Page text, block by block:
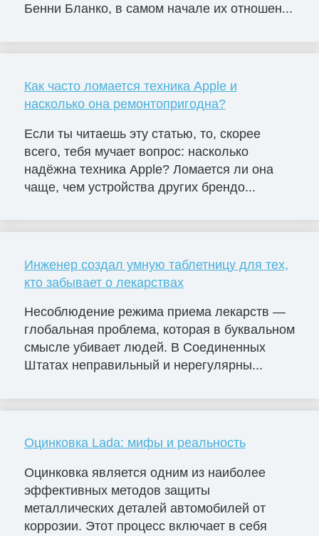
Бенни Бланко, в самом начале их отношен...
Как часто ломается техника Apple и
насколько она ремонтопригодна?
Если ты читаешь эту статью, то, скорее
всего, тебя мучает вопрос: насколько
надёжна техника Apple? Ломается ли она
чаще, чем устройства других брендо...
Инженер создал умную таблетницу для тех,
кто забывает о лекарствах
Несоблюдение режима приема лекарств —
глобальная проблема, которая в буквальном
смысле убивает людей. В Соединенных
Штатах неправильный и нерегулярны...
Оцинковка Lada: мифы и реальность
Оцинковка является одним из наиболее
эффективных методов защиты
металлических деталей автомобилей от
коррозии. Этот процесс включает в себя